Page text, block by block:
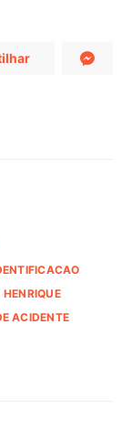
ACIDENTE